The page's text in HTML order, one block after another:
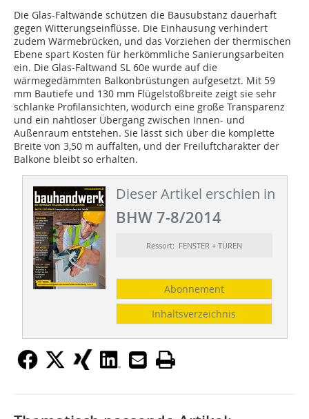
Die Glas-Faltwände schützen die Bausubstanz dauerhaft
gegen Witterungseinflüsse. Die Einhausung verhindert
zudem Wärmebrücken, und das Vorziehen der thermischen
Ebene spart Kosten für herkömmliche Sanierungsarbeiten
ein. Die Glas-Faltwand SL 60e wurde auf die
wärmegedämmten Balkonbrüstungen aufgesetzt. Mit 59
mm Bautiefe und 130 mm Flügelstoßbreite zeigt sie sehr
schlanke Profilansichten, wodurch eine große Transparenz
und ein nahtloser Übergang zwischen Innen- und
Außenraum entstehen. Sie lässt sich über die komplette
Breite von 3,50 m auffalten, und der Freiluftcharakter der
Balkone bleibt so erhalten.
Dieser Artikel erschien in
BHW 7-8/2014
Ressort: FENSTER + TÜREN
Abonnement
Inhaltsverzeichnis